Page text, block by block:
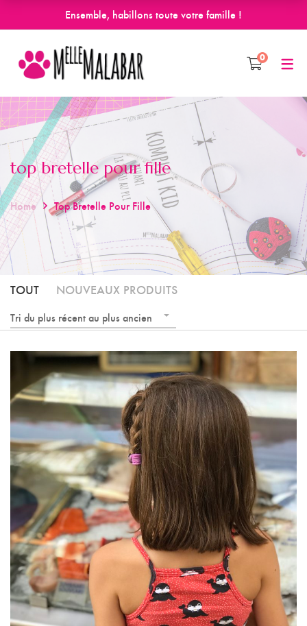
Ensemble, habillons toute votre famille !
0
top bretelle pour fille
Home Top Bretelle Pour Fille
TOUT NOUVEAUX PRODUITS
Tri du plus récent au plus ancien